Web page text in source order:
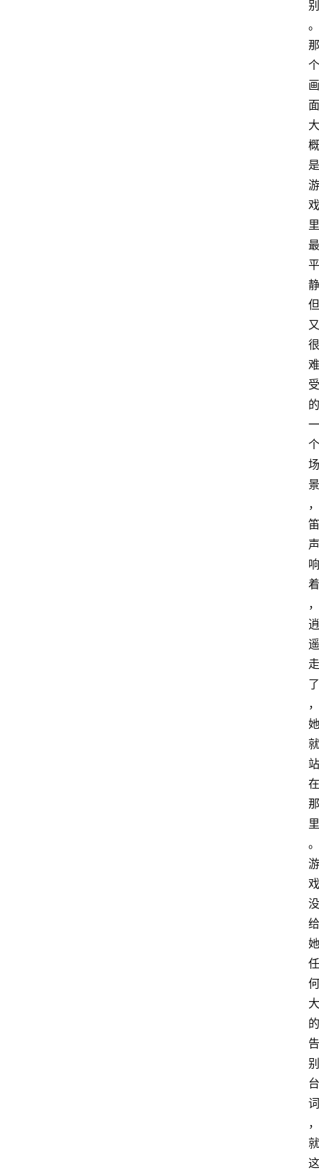
别
。
那
个
画
面
大
概
是
游
戏
里
最
平
静
但
又
很
难
受
的
一
个
场
景
，
笛
声
响
着
，
逍
遥
走
了
，
她
就
站
在
那
里
。
游
戏
没
给
她
任
何
大
的
告
别
台
词
，
就
这